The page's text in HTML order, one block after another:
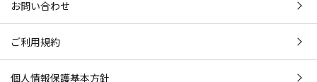
お問い合わせ
ご利用規約
個人情報保護基本方針